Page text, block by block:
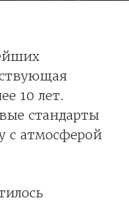
10 лет.
стандарты
с атмосферой